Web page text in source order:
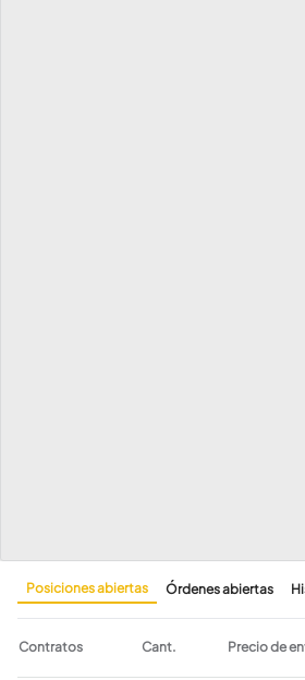
Posiciones abiertas Órdenes abiertas
Contratos Cant. Precio de